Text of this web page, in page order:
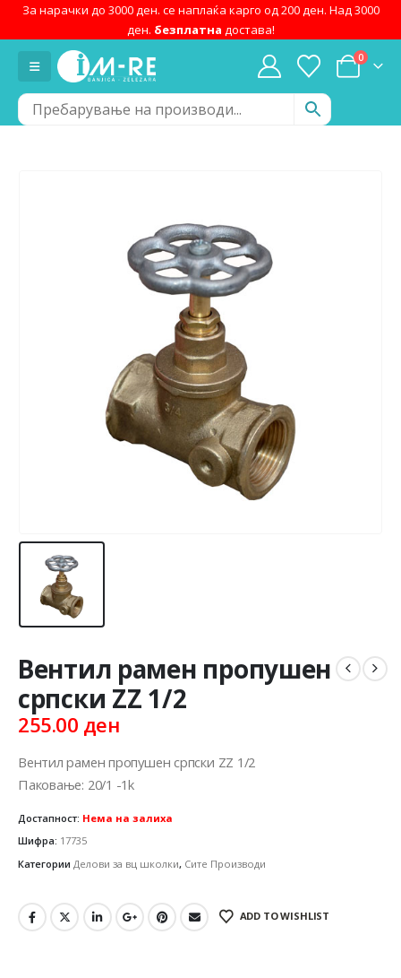
За нарачки до 3000 ден. се наплаќа карго од 200 ден. Над 3000
ден. безплатна достава!
0
Вентил рамен пропушен
српски ZZ 1/2
255.00 ден
Вентил рамен пропушен српски ZZ 1/2
Паковање: 20/1 -1k
Достапност: Нема на залиха
Шифра: 17735
Категории Делови за вц школки, Сите Производи
ADD TO WISHLIST